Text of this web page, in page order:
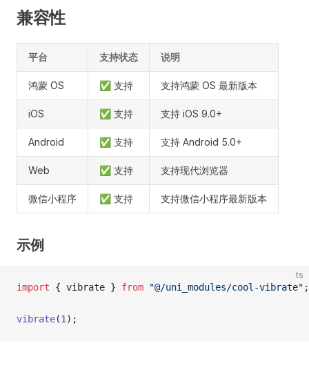
兼容性
平台 支持状态 说明
鸿蒙 OS ✅ 支持 支持鸿蒙 OS 最新版本
iOS ✅ 支持 支持 iOS 9.0+
Android ✅ 支持 支持 Android 5.0+
Web ✅ 支持 支持现代浏览器
微信小程序 ✅ 支持 支持微信小程序最新版本
示例
ts
import { vibrate } from "@/uni_modules/cool-vibrate" ;
vibrate(1 );